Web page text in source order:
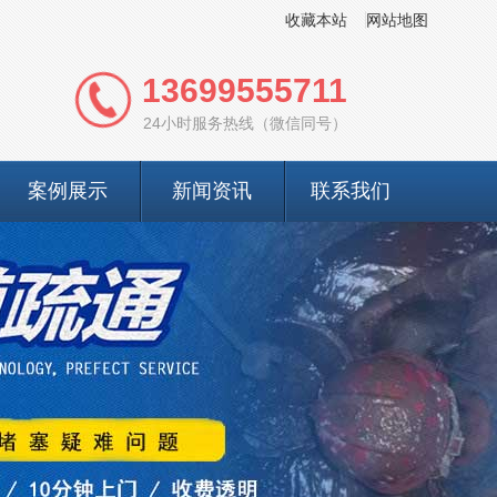
收藏本站 网站地图
13699555711
24小时服务热线（微信同号）
案例展示 新闻资讯 联系我们